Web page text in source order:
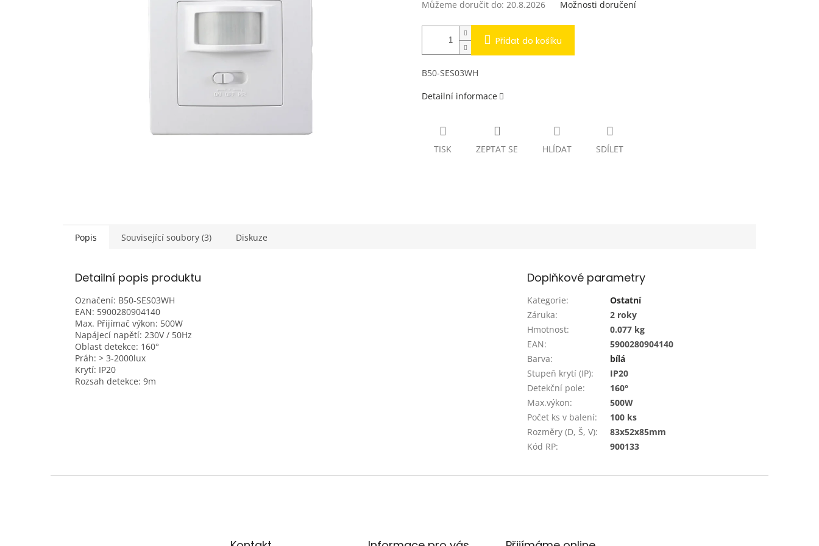
Můžeme doručit do: 20.8.2026 Možnosti doručení
Přidat do košíku
B50-SES03WH
Detailní informace
TISK ZEPTAT SE HLÍDAT SDÍLET
Popis Související soubory (3) Diskuze
Detailní popis produktu
Označení: B50-SES03WH
EAN: 5900280904140
Max. Přijímač výkon: 500W
Napájecí napětí: 230V / 50Hz
Oblast detekce: 160°
Práh: > 3-2000lux
Krytí: IP20
Rozsah detekce: 9m
Doplňkové parametry
Kategorie:
Ostatní
Záruka:
2 roky
Hmotnost:
0.077 kg
EAN:
5900280904140
Barva:
bílá
Stupeň krytí (IP):
IP20
Detekční pole:
160°
Max.výkon:
500W
Počet ks v balení:
100 ks
Rozměry (D, Š, V):
83x52x85mm
Kód RP: 900133